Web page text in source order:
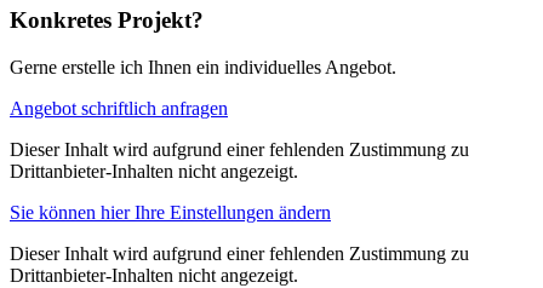
Konkretes Projekt?
Gerne erstelle ich Ihnen ein individuelles Angebot.
Angebot schriftlich anfragen
Dieser Inhalt wird aufgrund einer fehlenden Zustimmung zu
Drittanbieter-Inhalten nicht angezeigt.
Sie können hier Ihre Einstellungen ändern
Dieser Inhalt wird aufgrund einer fehlenden Zustimmung zu
Drittanbieter-Inhalten nicht angezeigt.